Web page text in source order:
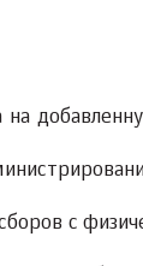
на
с